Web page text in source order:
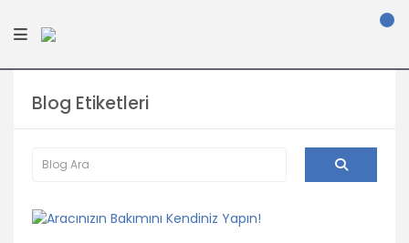
Blog Etiketleri